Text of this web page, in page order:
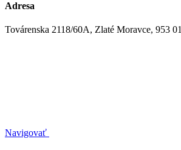
Adresa
Továrenska 2118/60A, Zlaté Moravce, 953 01
Navigovať